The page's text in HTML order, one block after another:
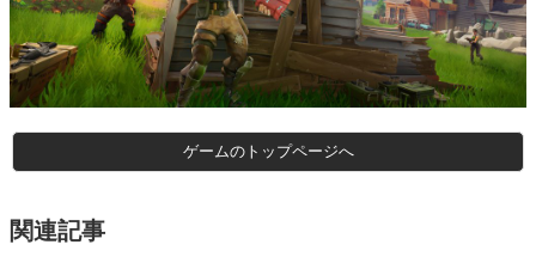
ゲームのトップページへ
関連記事